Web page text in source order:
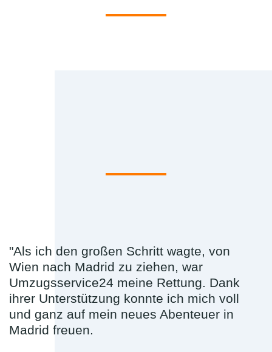
"Als ich den großen Schritt wagte, von
Wien nach Madrid zu ziehen, war
Umzugsservice24 meine Rettung. Dank
ihrer Unterstützung konnte ich mich voll
und ganz auf mein neues Abenteuer in
Madrid freuen.